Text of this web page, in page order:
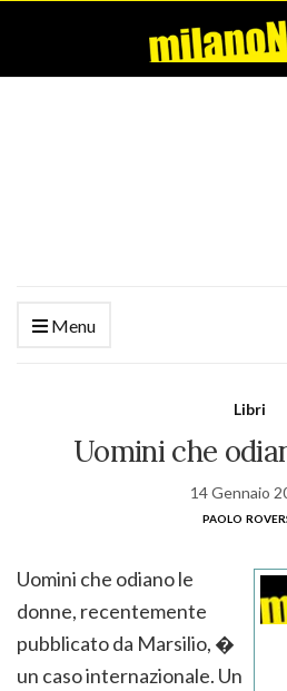
Menu
Libri
Uomini che
14 Gennaio
paolo
Uomini che odiano le
donne, recentemente
pubblicato da Marsilio, �
un caso internazionale. Un